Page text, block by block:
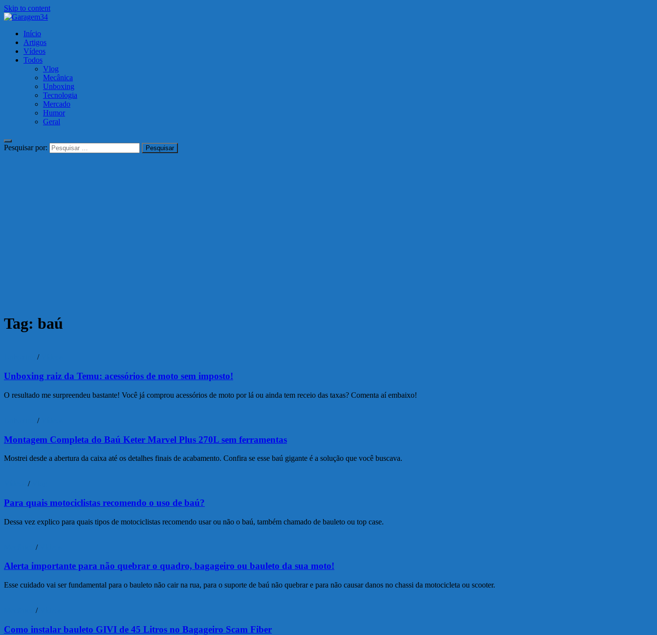
Skip to content
Garagem34
Motos, carros, tecnologia e muito mais!
Início
Artigos
Vídeos
Todos
Vlog
Mecânica
Unboxing
Tecnologia
Mercado
Humor
Geral
Pesquisar por:
Tag: baú
/
Unboxing raiz da Temu: acessórios de moto sem imposto!
O resultado me surpreendeu bastante! Você já comprou acessórios de moto por lá ou ainda tem receio das taxas? Comenta aí embaixo!
/
Montagem Completa do Baú Keter Marvel Plus 270L sem ferramentas
Mostrei desde a abertura da caixa até os detalhes finais de acabamento. Confira se esse baú gigante é a solução que você buscava.
/
Para quais motociclistas recomendo o uso de baú?
Dessa vez explico para quais tipos de motociclistas recomendo usar ou não o baú, também chamado de bauleto ou top case.
/
Alerta importante para não quebrar o quadro, bagageiro ou bauleto da sua moto!
Esse cuidado vai ser fundamental para o bauleto não cair na rua, para o suporte de baú não quebrar e para não causar danos no chassi da motocicleta ou scooter.
/
Como instalar bauleto GIVI de 45 Litros no Bagageiro Scam Fiber